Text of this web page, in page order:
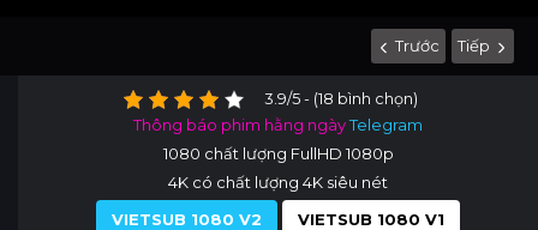
Trước Tiếp
3.9/5 - (18 bình chọn)
Thông báo phim hằng ngàyTelegram
1080 chất lượng FullHD 1080p
4K có chất lượng 4K siêu nét
VIETSUB 1080 V2
VIETSUB 1080 V1